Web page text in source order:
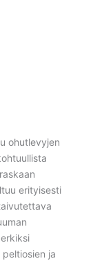
ohutlevyjen
erityisesti
ja